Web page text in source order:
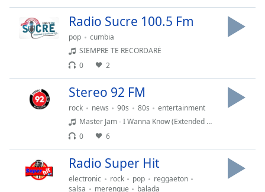
off,
selected
Picture-
Picture
Fullscreen
window.
Radio Sucre 100.5 Fm
pop
cumbia
SIEMPRE TE RECORDARÉ
0
2
Stereo 92 FM
rock news 90s 80s
entertainment
Master Jam - I Wanna Know (Extended Mix)
0
6
Radio Super Hit
electronic rock pop
reggaeton
salsa
merengue
balada